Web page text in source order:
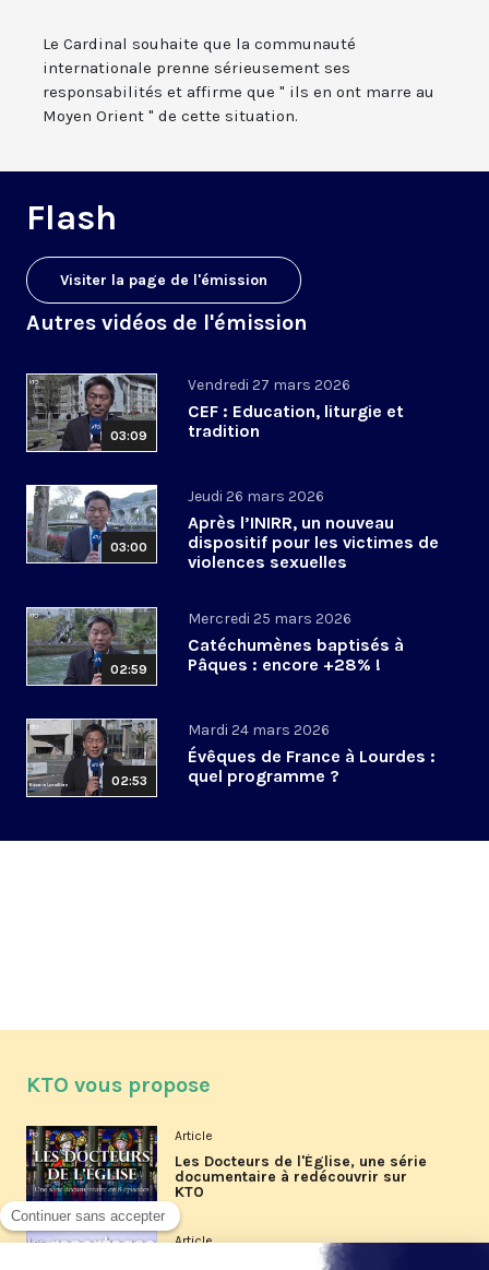
Le Cardinal souhaite que la communauté
internationale prenne sérieusement ses
responsabilités et affirme que " ils en ont marre au
Moyen Orient " de cette situation.
Flash
Visiter la page de l'émission
Autres vidéos de l'émission
03:09
Vendredi 27 mars 2026
CEF : Education, liturgie et
tradition
03:00
Jeudi 26 mars 2026
Après l’INIRR, un nouveau
dispositif pour les victimes de
violences sexuelles
02:59
Mercredi 25 mars 2026
Catéchumènes baptisés à
Pâques : encore +28% !
02:53
Mardi 24 mars 2026
Évêques de France à Lourdes :
quel programme ?
KTO vous propose
Article
Les Docteurs de l'Église, une série
documentaire à redécouvrir sur
KTO
Article
Les reportages d'été 2026 de KTO